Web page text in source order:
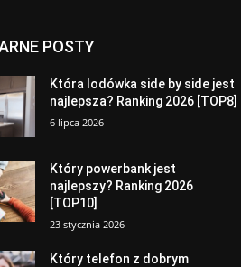
POSTY
Która lodówka side by side jest
najlepsza? Ranking 2026 [TOP8]
6 lipca 2026
Który powerbank jest
najlepszy? Ranking 2026
[TOP10]
23 stycznia 2026
Który telefon z dobrym